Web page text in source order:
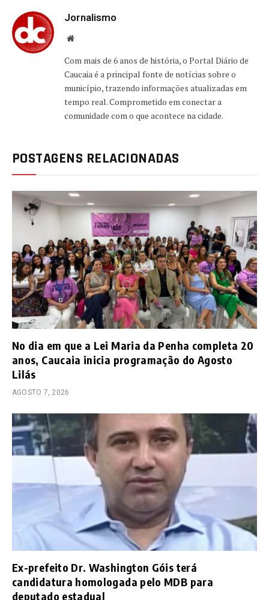
Jornalismo
Website
Com mais de 6 anos de história, o Portal Diário de
Caucaia é a principal fonte de notícias sobre o
município, trazendo informações atualizadas em
tempo real. Comprometido em conectar a
comunidade com o que acontece na cidade.
POSTAGENS RELACIONADAS
No dia em que a Lei Maria da Penha completa 20
anos, Caucaia inicia programação do Agosto
Lilás
AGOSTO 7, 2026
Ex-prefeito Dr. Washington Góis terá
candidatura homologada pelo MDB para
deputado estadual